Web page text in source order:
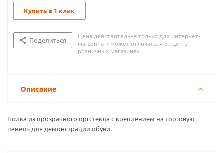
Купить в 1 клик
Поделиться
Цена действительна только для интернет-
магазина и может отличаться от цен в
розничных магазинах
Описание
Полка из прозрачного оргстекла с креплением на торговую
панель для демонстрации обуви.